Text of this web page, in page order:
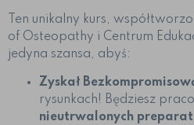
Ten unikalny kurs,
of Osteopathy i Centrum
jedyna szansa, abyś:
Zyskał
rysunkach! Będziesz
nieutrwalonych